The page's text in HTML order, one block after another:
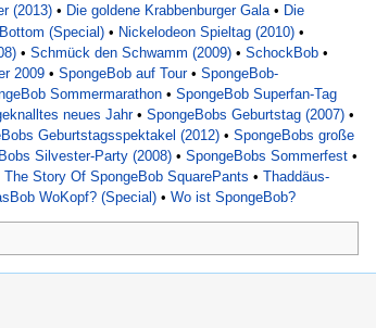
(2013) • Die goldene Krabbenburger Gala • Die
(Special) • Nickelodeon Spieltag (2010) •
• Schmück den Schwamm (2009) • SchockBob •
2009 • SpongeBob auf Tour• SpongeBob-
Sommermarathon • SpongeBob Superfan-Tag
neues Jahr• SpongeBobs Geburtstag (2007) •
Geburtstagsspektakel (2012) • SpongeBobs große
Silvester-Party (2008) • SpongeBobs Sommerfest •
Story Of SpongeBob SquarePants • Thaddäus-
WoKopf? (Special) • Wo ist SpongeBob?